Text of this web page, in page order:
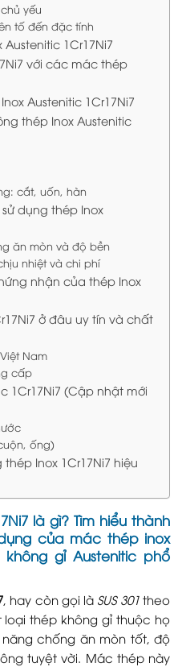
yếu
tố đến đặc tính
1Cr17Ni7
với các mác thép
Austenitic 1Cr17Ni7
thép Inox Austenitic
cắt, uốn, hàn
dụng thép Inox
ăn mòn và độ bền
nhiệt và chi phí
nhận của thép Inox
ở đâu uy tín và chất
Nam
cấp
1Cr17Ni7 (Cập nhật mới
ống)
Inox 1Cr17Ni7 hiệu
là gì? Tìm hiểu thành
của mác thép inox
gỉ Austenitic phổ
, hay còn gọi là SUS 301theo
loại thép không gỉ thuộc họ
chống ăn mòn tốt, độ
tuyệt vời. Mác thép này